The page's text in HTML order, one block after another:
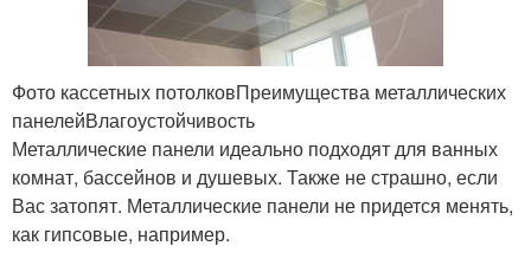
Фото кассетных потолковПреимущества металлических
панелейВлагоустойчивость
Металлические панели идеально подходят для ванных
комнат, бассейнов и душевых. Также не страшно, если
Вас затопят. Металлические панели не придется менять,
как гипсовые, например.